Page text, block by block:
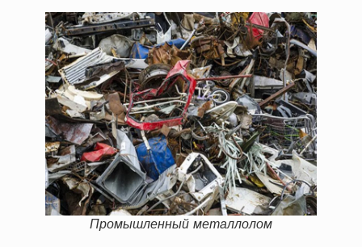
Промышленный металлолом